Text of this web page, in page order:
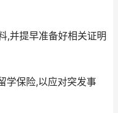
,并提早准备好相关证明
学保险,以应对突发事